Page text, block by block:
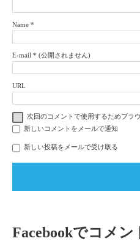
Name *
E-mail * (公開されません)
URL
次回のコメントで使用するためブラ
新しいコメントをメールで通知
新しい投稿をメールで受け取る
Facebookでコメン